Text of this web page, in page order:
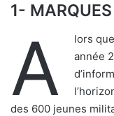
1-
A
lors
année
des 600 jeunes